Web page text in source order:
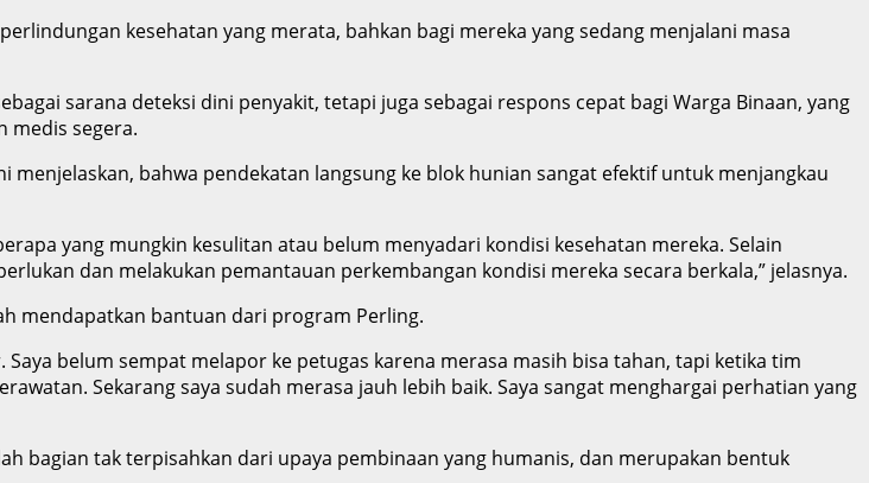
kesehatan yang merata, bahkan bagi mereka yang sedang menjalani masa
sarana deteksi dini penyakit, tetapi juga sebagai respons cepat bagi Warga Binaan, yang
medis segera.
bahwa pendekatan langsung ke blok hunian sangat efektif untuk menjangkau
yang mungkin kesulitan atau belum menyadari kondisi kesehatan mereka. Selain
dan melakukan pemantauan perkembangan kondisi mereka secara berkala,” jelasnya.
mendapatkan bantuan dari program Perling.
belum sempat melapor ke petugas karena merasa masih bisa tahan, tapi ketika tim
Sekarang saya sudah merasa jauh lebih baik. Saya sangat menghargai perhatian yang
bagian tak terpisahkan dari upaya pembinaan yang humanis, dan merupakan bentuk